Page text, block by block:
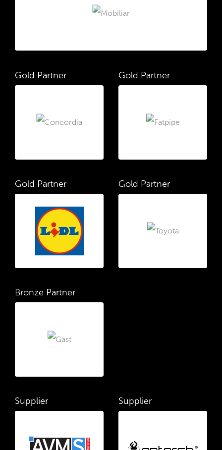
Gold Partner Gold Partner
Gold Partner Gold Partner
Bronze Partner
Supplier Supplier